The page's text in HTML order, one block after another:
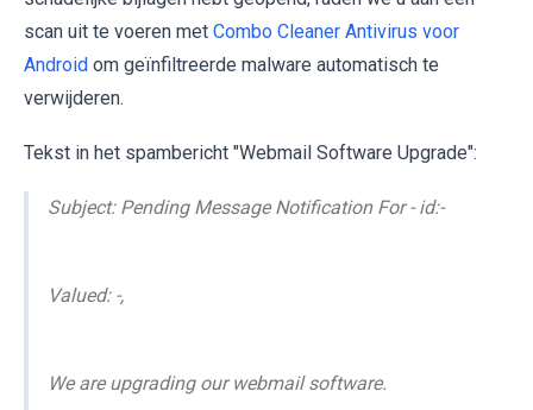
scan uit te voeren met Combo Cleaner Antivirus voor
Android om geïnfiltreerde malware automatisch te
verwijderen.
Tekst in het spambericht "Webmail Software Upgrade":
Subject: Pending Message Notification For - id:-
Valued: -,
We are upgrading our webmail software.